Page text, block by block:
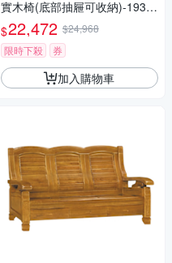
實木椅(底部抽屜可收納)-193x7
3x98cm免組
$22,472 $24,968
限時下殺
券
加入購物車